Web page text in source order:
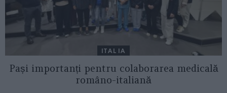
ITALIA
Pași importanți pentru colaborarea medicală
româno-italiană